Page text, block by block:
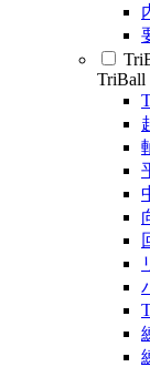
TriBall